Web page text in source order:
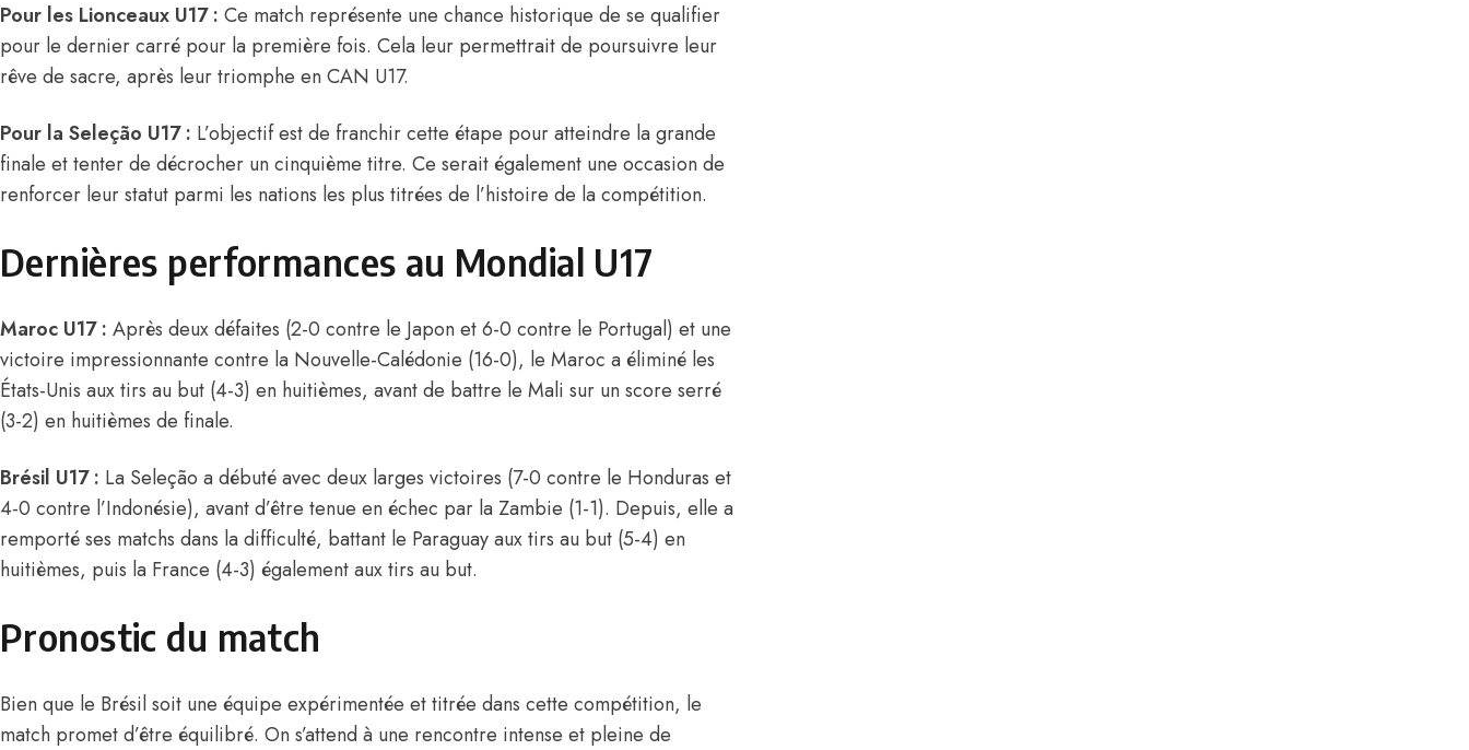
Pour les Lionceaux U17 : Ce match représente une chance historique de se qualifier
pour le dernier carré pour la première fois. Cela leur permettrait de poursuivre leur
rêve de sacre, après leur triomphe en CAN U17.
Pour la Seleção U17 : L’objectif est de franchir cette étape pour atteindre la grande
finale et tenter de décrocher un cinquième titre. Ce serait également une occasion de
renforcer leur statut parmi les nations les plus titrées de l’histoire de la compétition.
Dernières performances au Mondial U17
Maroc U17 : Après deux défaites (2-0 contre le Japon et 6-0 contre le Portugal) et une
victoire impressionnante contre la Nouvelle-Calédonie (16-0), le Maroc a éliminé les
États-Unis aux tirs au but (4-3) en huitièmes, avant de battre le Mali sur un score serré
(3-2) en huitièmes de finale.
Brésil U17 : La Seleção a débuté avec deux larges victoires (7-0 contre le Honduras et
4-0 contre l’Indonésie), avant d’être tenue en échec par la Zambie (1-1). Depuis, elle a
remporté ses matchs dans la difficulté, battant le Paraguay aux tirs au but (5-4) en
huitièmes, puis la France (4-3) également aux tirs au but.
Pronostic du match
Bien que le Brésil soit une équipe expérimentée et titrée dans cette compétition, le
match promet d’être équilibré. On s’attend à une rencontre intense et pleine de